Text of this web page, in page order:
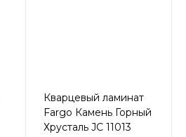
Кварцевый ламинат
Fargo Камень Горный
Хрусталь JC 11013